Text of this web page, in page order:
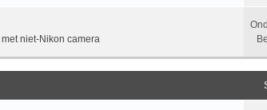
met niet-Nikon camera